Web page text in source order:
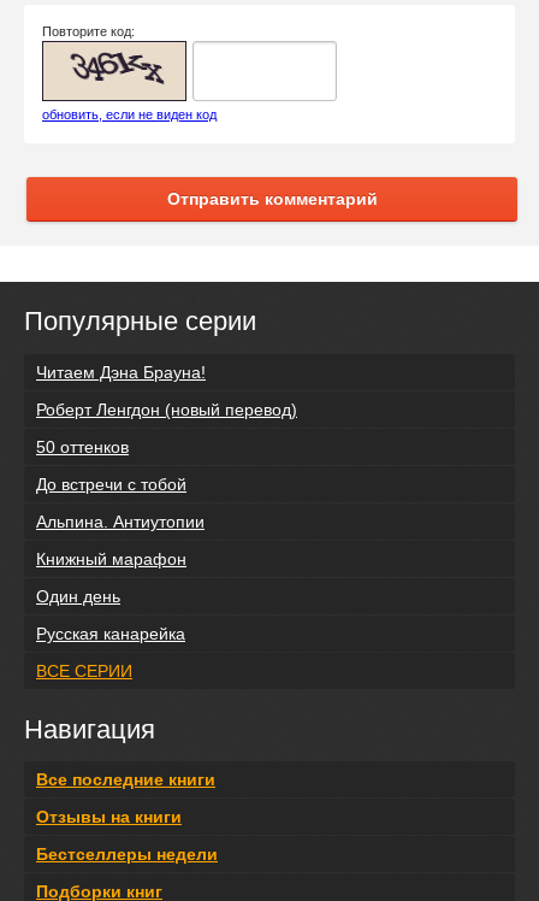
Повторите код:
обновить, если не виден код
Отправить комментарий
Популярные серии
Читаем Дэна Брауна!
Роберт Ленгдон (новый перевод)
50 оттенков
До встречи с тобой
Альпина. Антиутопии
Книжный марафон
Один день
Русская канарейка
ВСЕ СЕРИИ
Навигация
Все последние книги
Отзывы на книги
Бестселлеры недели
Подборки книг